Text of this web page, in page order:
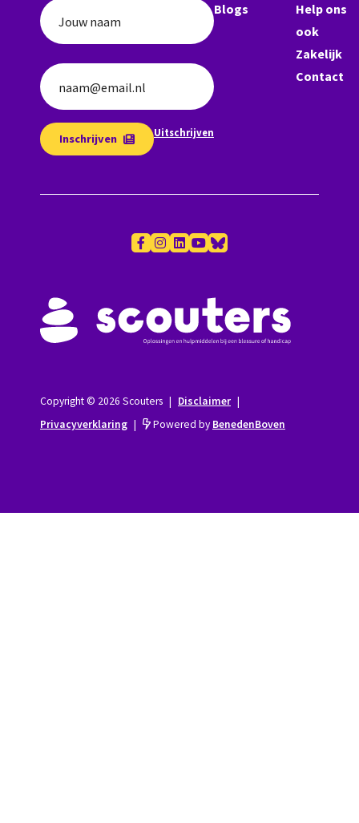
Jouw naam
naam@email.nl
Inschrijven Uitschrijven
Blogs
Help ons
ook
Zakelijk
Contact
Copyright © 2026 Scouters | Disclaimer |
Privacyverklaring | Powered by BenedenBoven